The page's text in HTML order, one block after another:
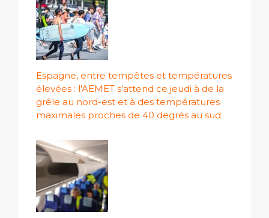
Espagne, entre tempêtes et températures
élevées : l'AEMET s'attend ce jeudi à de la
grêle au nord-est et à des températures
maximales proches de 40 degrés au sud